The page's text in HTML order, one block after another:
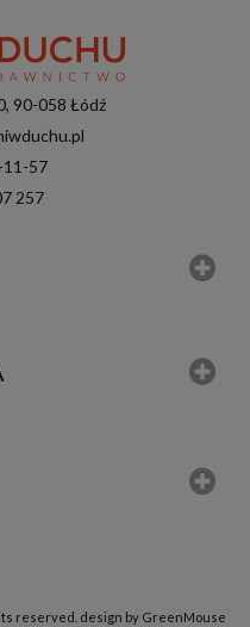
90-058 Łódź
11-57
257
reserved. design by GreenMouse